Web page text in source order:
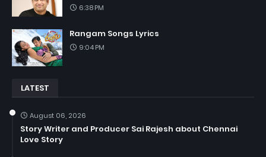
6:38 PM
Rangam Songs Lyrics
9:04 PM
LATEST
August 06, 2026
Story Writer and Producer Sai Rajesh about Chennai
Love Story